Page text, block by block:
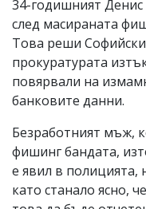
34-годишният
след масираната
Това реши
прокуратурата
повярвали на
банковите данни.
Безработният мъж,
фишинг бандата,
е явил в полицията,
като станало ясно,